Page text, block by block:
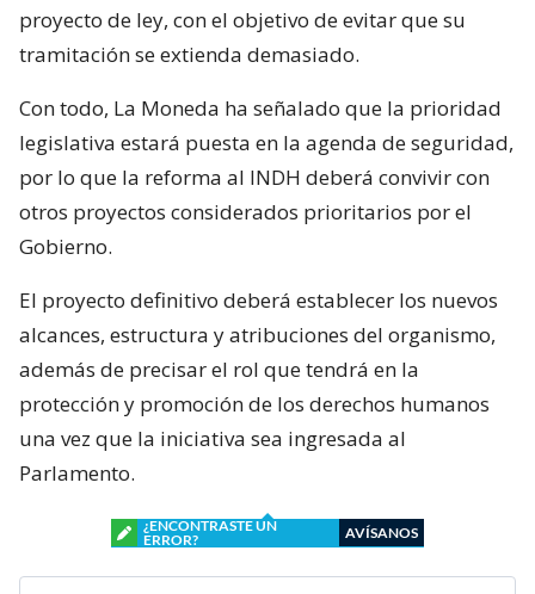
proyecto de ley, con el objetivo de evitar que su
tramitación se extienda demasiado.
Con todo, La Moneda ha señalado que la prioridad
legislativa estará puesta en la agenda de seguridad,
por lo que la reforma al INDH deberá convivir con
otros proyectos considerados prioritarios por el
Gobierno.
El proyecto definitivo deberá establecer los nuevos
alcances, estructura y atribuciones del organismo,
además de precisar el rol que tendrá en la
protección y promoción de los derechos humanos
una vez que la iniciativa sea ingresada al
Parlamento.
¿ENCONTRASTE UN
ERROR?
AVÍSANOS